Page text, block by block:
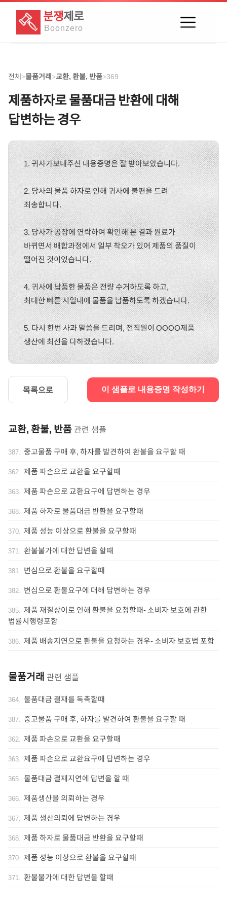
분쟁제로
Boonzero
전체>물품거래>교환, 환불, 반품>369
제품하자로 물품대금 반환에 대해
답변하는 경우
1. 귀사가보내주신 내용증명은 잘 받아보았습니다.
2. 당사의 물품 하자로 인해 귀사에 불편을 드려
죄송합니다.
3. 당사가 공장에 연락하여 확인해 본 결과 원료가
바뀌면서 배합과정에서 일부 착오가 있어 제품의 품질이
떨어진 것이었습니다.
4. 귀사에 납품한 물품은 전량 수거하도록 하고,
최대한 빠른 시일내에 물품을 납품하도록 하겠습니다.
5. 다시 한번 사과 말씀을 드리며, 전직원이 OOOO제품
생산에 최선을 다하겠습니다.
목록으로 이 샘플로 내용증명 작성하기
교환, 환불, 반품 관련 샘플
387. 중고물품 구매 후, 하자를 발견하여 환불을 요구할 때
362. 제품 파손으로 교환을 요구할때
363. 제품 파손으로 교환요구에 답변하는 경우
368. 제품 하자로 물품대금 반환을 요구할때
370. 제품 성능 이상으로 환불을 요구할때
371. 환불불가에 대한 답변을 할때
381. 변심으로 환불을 요구할때
382. 변심으로 환불요구에 대해 답변하는 경우
385. 제품 재질상이로 인해 환불을 요청할때- 소비자 보호에 관한
법률시행령포함
386. 제품 배송지연으로 환불을 요청하는 경우- 소비자 보호법 포함
물품거래 관련 샘플
364. 물품대금 결재를 독촉할때
387. 중고물품 구매 후, 하자를 발견하여 환불을 요구할 때
362. 제품 파손으로 교환을 요구할때
363. 제품 파손으로 교환요구에 답변하는 경우
365. 물품대금 결재지연에 답변을 할 때
366. 제품생산을 의뢰하는 경우
367. 제품 생산의뢰에 답변하는 경우
368. 제품 하자로 물품대금 반환을 요구할때
370. 제품 성능 이상으로 환불을 요구할때
371. 환불불가에 대한 답변을 할때